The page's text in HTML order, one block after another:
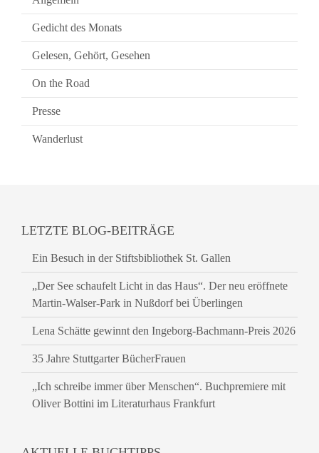
Gedicht des Monats
Gelesen, Gehört, Gesehen
On the Road
Presse
Wanderlust
LETZTE BLOG-BEITRÄGE
Ein Besuch in der Stiftsbibliothek St. Gallen
„Der See schaufelt Licht in das Haus“. Der neu eröffnete
Martin-Walser-Park in Nußdorf bei Überlingen
Lena Schätte gewinnt den Ingeborg-Bachmann-Preis 2026
35 Jahre Stuttgarter BücherFrauen
„Ich schreibe immer über Menschen“. Buchpremiere mit
Oliver Bottini im Literaturhaus Frankfurt